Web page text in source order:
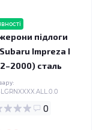
підлоги
Impreza I
сталь
0